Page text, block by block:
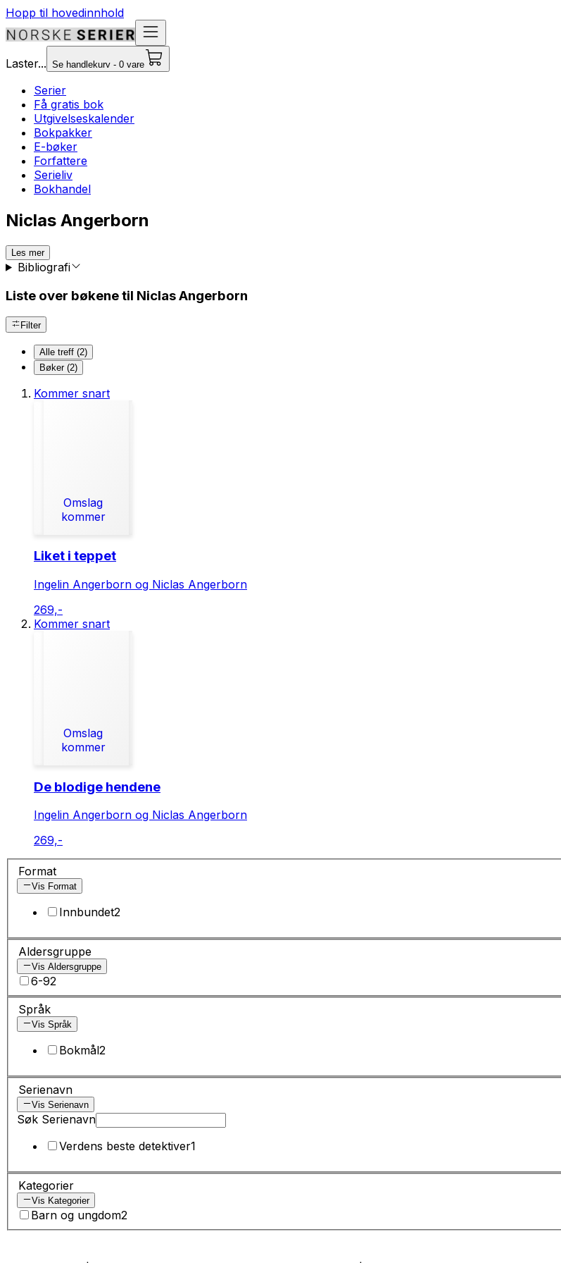
Hopp til hovedinnhold
Laster... Se handlekurv - 0 vare
Serier
Få gratis bok
Utgivelseskalender
Bokpakker
E-bøker
Forfattere
Serieliv
Bokhandel
Niclas Angerborn
Les mer
Bibliografi
Liste over bøkene til Niclas Angerborn
Filter
Alle treff (2)
Bøker (2)
Kommer snart
Omslag
kommer
Liket i teppet
Ingelin Angerborn og Niclas Angerborn
269,-
Kommer snart
Omslag
kommer
De blodige hendene
Ingelin Angerborn og Niclas Angerborn
269,-
Format
Vis Format
Innbundet2
Aldersgruppe
Vis Aldersgruppe
6-92
Språk
Vis Språk
Bokmål2
Serienavn
Vis Serienavn
Søk Serienavn
Verdens beste detektiver1
Kategorier
Vis Kategorier
Barn og ungdom2